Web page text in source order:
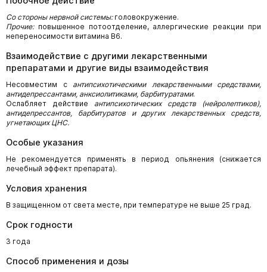
Со стороны нервной системы:головокружение.
Прочие:повышенное потоотделение, аллергические реакции при
непереносимости витамина В6.
Взаимодействие с другими лекарственными
препаратами и другие виды взаимодействия
Несовместим с антипсихотическими лекарственными средствами,
антидепрессантами, анксиолитиками, барбитуратами.
Ослабляет действие антипсихотических средств (нейролептиков),
антидепрессантов, барбитуратов и других лекарственных средств,
угнетающих ЦНС.
Особые указания
Не рекомендуется применять в период опьянения (снижается
лечебный эффект препарата).
Условия хранения
В защищенном от света месте, при температуре не выше 25 град.
Срок годности
3 года
Способ применения и дозы